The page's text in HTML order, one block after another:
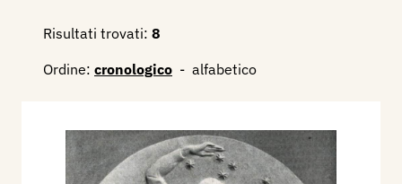
Risultati trovati: 8
Ordine: cronologico - alfabetico